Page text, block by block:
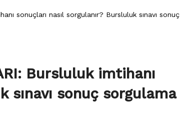
sonuçları nasıl sorgulanır? Bursluluk sınavı sonuç
Bursluluk imtihanı
sınavı sonuç sorgulama